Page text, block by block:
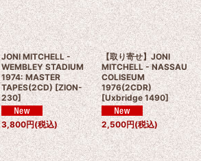
絞り込む
JONI MITCHELL -
WEMBLEY STADIUM
1974: MASTER
TAPES(2CD) [ZION-
230]
3,800円(税込)
【取り寄せ】JONI
MITCHELL - NASSAU
COLISEUM
1976(2CDR)
[Uxbridge 1490]
2,500円(税込)